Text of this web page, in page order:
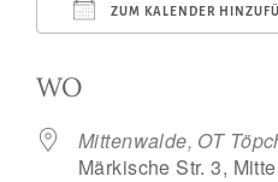
ZUM KALENDER
WO
Mittenwalde, OT
Märkische Str. 3,